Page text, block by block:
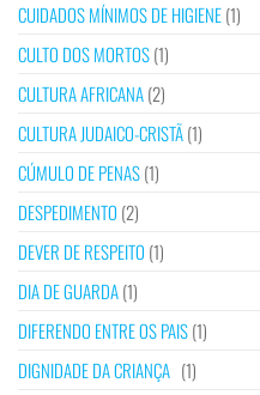
CUIDADOS MÍNIMOS DE HIGIENE(1)
CULTO DOS MORTOS(1)
CULTURA AFRICANA(2)
CULTURA JUDAICO-CRISTÃ(1)
CÚMULO DE PENAS(1)
DESPEDIMENTO (2)
DEVER DE RESPEITO (1)
DIA DE GUARDA(1)
DIFERENDO ENTRE OS PAIS(1)
DIGNIDADE DA CRIANÇA (1)